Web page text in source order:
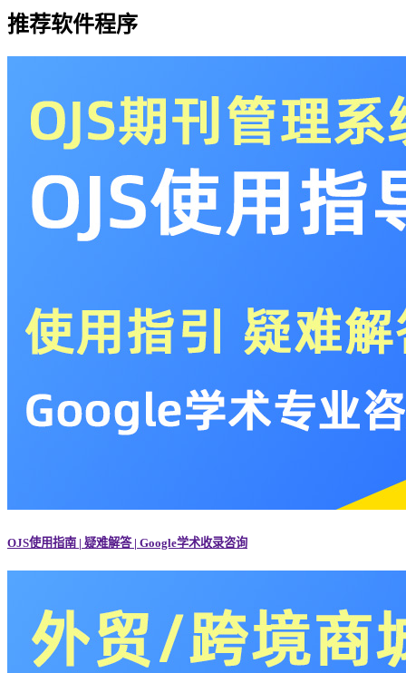
推荐软件程序
OJS使用指南 | 疑难解答 | Google学术收录咨询